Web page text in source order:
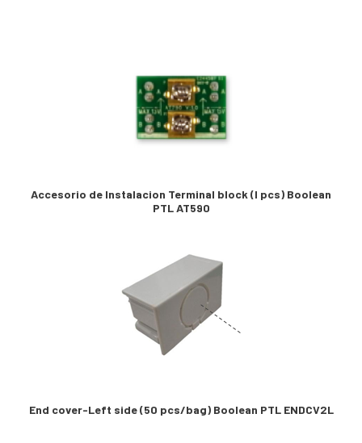
Accesorio de Instalacion Terminal block (I pcs) Boolean
PTL AT590
End cover-Left side (50 pcs/bag) Boolean PTL ENDCV2L